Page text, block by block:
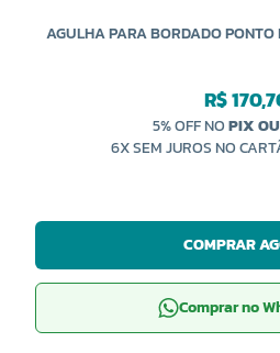
AGULHA PARA BORDADO PONTO
R$
5% OFF NOPIX
6X SEM JUROS NO
COMPRAR
Comprar no